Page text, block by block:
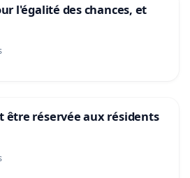
l'égalité des chances, et
être réservée aux résidents